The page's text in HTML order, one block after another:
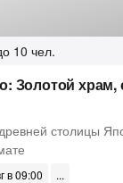
10 чел.
Золотой храм,
столицы
в 09:00